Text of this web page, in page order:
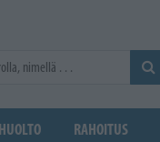
HUOLTO RAHOITUS